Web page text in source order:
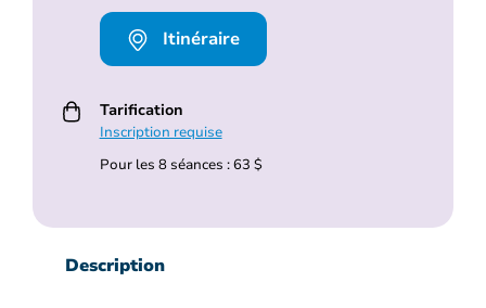
Itinéraire
Tarification
Inscription requise
Pour les 8 séances : 63 $
Description